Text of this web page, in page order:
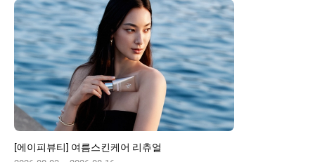
[에이피뷰티] 여름스킨케어 리츄얼